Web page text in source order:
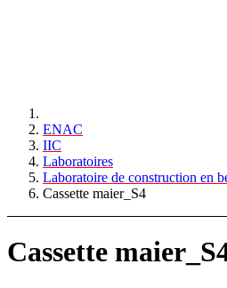
ENAC
IIC
Laboratoires
Laboratoire de construction en
Cassette maier_S4
Cassette